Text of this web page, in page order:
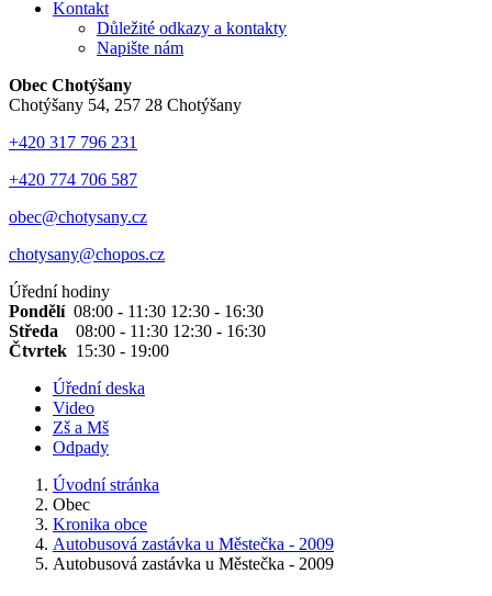
Kontakt
Důležité odkazy a kontakty
Napište nám
Obec Chotýšany
Chotýšany 54, 257 28 Chotýšany
+420 317 796 231
+420 774 706 587
obec@chotysany.cz
chotysany@chopos.cz
Úřední hodiny
Pondělí 08:00 - 11:30 12:30 - 16:30
Středa 08:00 - 11:30 12:30 - 16:30
Čtvrtek 15:30 - 19:00
Úřední deska
Video
Zš a Mš
Odpady
Úvodní stránka
Obec
Kronika obce
Autobusová zastávka u Městečka - 2009
Autobusová zastávka u Městečka - 2009